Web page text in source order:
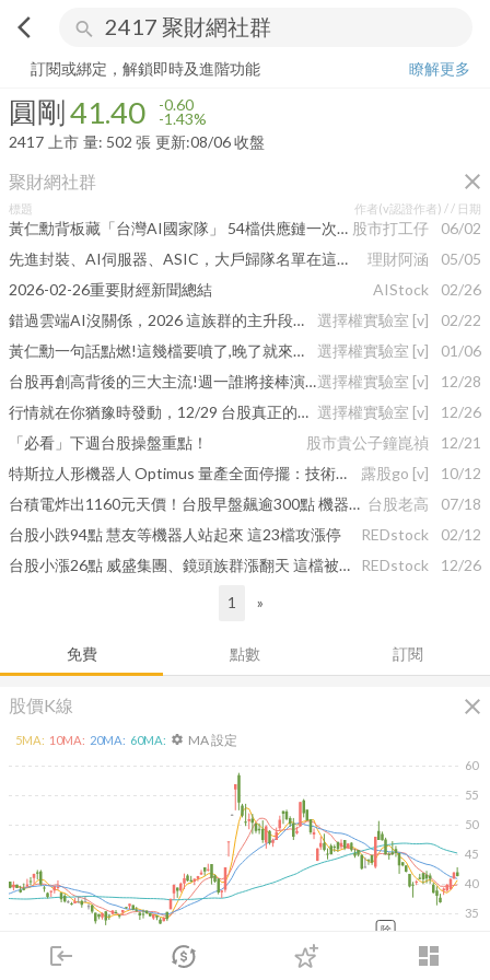
arrow_back_ios search
login dashboard
市場 登入
圓剛 41.40-1.43%
訂閱或綁定，解鎖即時及進階功能
瞭解更多
圓剛41.40 -0.60
-1.43%
2417 上市 量: 502 張 更新:08/06 收盤
聚財網社群 close
免費 點數 訂閱
標題 作者(v認證作者) / / 日期
黃仁勳背板藏「台灣AI國家隊」 54檔供應鏈一次曝光 股市打工仔
06/02
先進封裝、AI伺服器、ASIC，大戶歸隊名單在這…
理財阿涵
05/05
2026-02-26重要財經新聞總結
AIStock
02/26
錯過雲端AI沒關係，2026 這族群的主升段剛開始
選擇權實驗室 [v]
02/22
黃仁勳一句話點燃!這幾檔要噴了,晚了就來不及!
選擇權實驗室 [v]
01/06
台股再創高背後的三大主流!週一誰將接棒演出?選擇權實驗室 [v]
12/28
行情就在你猶豫時發動，12/29 台股真正的主角現身 選擇權實驗室 [v]
12/26
「必看」下週台股操盤重點！
股市貴公子鐘崑禎
12/21
特斯拉人形機器人 Optimus 量產全面停擺：技術瓶頸、安全疑慮與股價崩跌
露股go [v]
10/12
台積電炸出1160元天價！台股早盤飆逾300點 機器人概念全面亮燈 台股老高
07/18
台股小跌94點 慧友等機器人站起來 這23檔攻漲停
REDstock
02/12
台股小漲26點 威盛集團、鏡頭族群漲翻天 這檔被誤認防疫竟攻漲停
REDstock 12/26
1 »
股價K線 close
2026/02/09 2026/04/09 2026/05/27 2026/07/15
35
40
45
50
55
60
5MA: 10MA: 20MA: 60MA: settings MA 設定
除